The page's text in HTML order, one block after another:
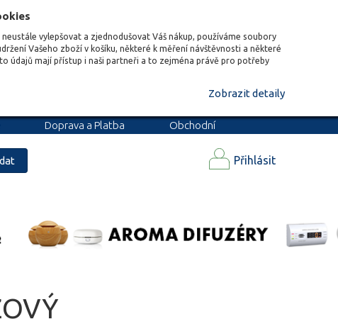
vylepšovat a zjednodušovat Váš nákup, používáme soubory
Vašeho zboží v košíku, některé k měření návštěvnosti a některé
údajů mají přístup i naši partneři a to zejména právě pro potřeby
Zobrazit detaily
Doprava a Platba
Obchodní
Přihlásit